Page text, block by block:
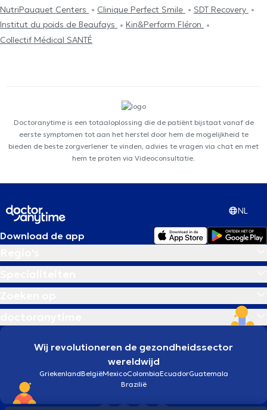
NutriPauquet Centers
Clinique Perfect Smile
SDT Recovery
Institut du poids de Beaufays
Kin&Perform Fléron
Collectif Médical SANTÉ
Doctoranytime is een totaaloplossing die de patiënt bijstaat vanaf de
eerste symptomen tot aan het herstel door hem de mogelijkheid te
bieden de beste zorgverlener te vinden, advies te vragen via chat en met
hem te praten via Videoconsultatie.
NL
Download de app
Wij revolutioneren de gezondheidssector
wereldwijd
GriekenlandBelgiëMexicoColombiaEcuadorGuatemala
Brazilië